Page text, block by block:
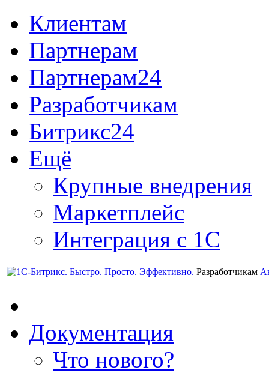
Клиентам
Партнерам
Партнерам24
Разработчикам
Битрикс24
Ещё
Крупные внедрения
Маркетплейс
Интеграция с 1С
Разработчикам
Документация
Что нового?